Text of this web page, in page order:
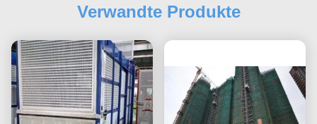
Verwandte Produkte